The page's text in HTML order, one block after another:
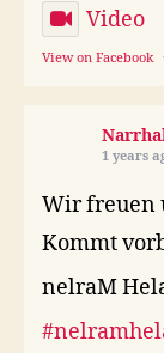
Video
View on Facebook ·
1 years
Wir freuen
Kommt
nelraM